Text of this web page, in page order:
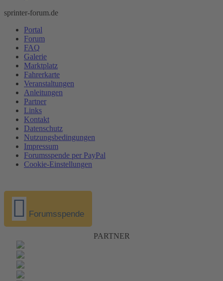
sprinter-forum.de
Portal
Forum
FAQ
Galerie
Marktplatz
Fahrerkarte
Veranstaltungen
Anleitungen
Partner
Links
Kontakt
Datenschutz
Nutzungsbedingungen
Impressum
Forumsspende per PayPal
Cookie-Einstellungen
Forumsspende
PARTNER